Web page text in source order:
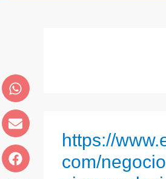
https://
com/